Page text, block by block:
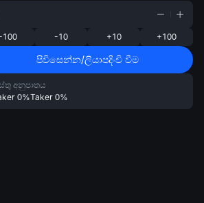
100 -10 +10 +100
පිවිසෙන්න/ලියාපදිංචි වීම
අනුපාතය
0%Taker 0%